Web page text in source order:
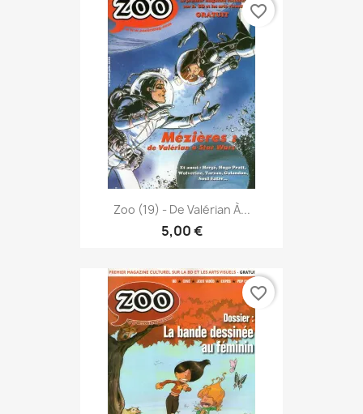
Zoo (19) - De Valérian À...
5,00 €
favorite_border
favorite_border